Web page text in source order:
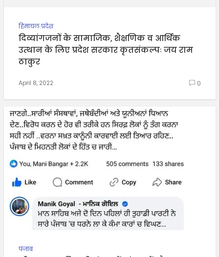
हिमाचल प्रदेश
दिव्यांगजनों के सामाजिक, शैक्षणिक व आर्थिक
उत्थान के लिए प्रदेश सरकार कृतसंकल्पः जय राम
ठाकुर
April 8, 2022 0
पंजाब